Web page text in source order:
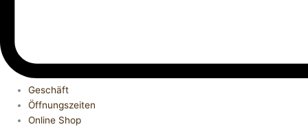
Geschäft
Öffnungszeiten
Online Shop